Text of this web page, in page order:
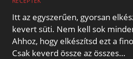
Itt az egyszerűen, gyorsan
kevert süti. Nem kell sok
Ahhoz, hogy elkészítsd ezt a
Csak keverd össze az összes…